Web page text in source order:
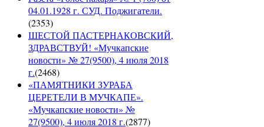
04.01.1928 г. СУД. Поджигатели.
(2353)
ШЕСТОЙ ПАСТЕРНАКОВСКИЙ,
ЗДРАВСТВУЙ! «Мучкапские
новости» № 27(9500), 4 июля 2018
г.(2468)
«ПАМЯТНИКИ ЗУРАБА
ЦЕРЕТЕЛИ В МУЧКАПЕ».
«Мучкапские новости» №
27(9500), 4 июля 2018 г.(2877)